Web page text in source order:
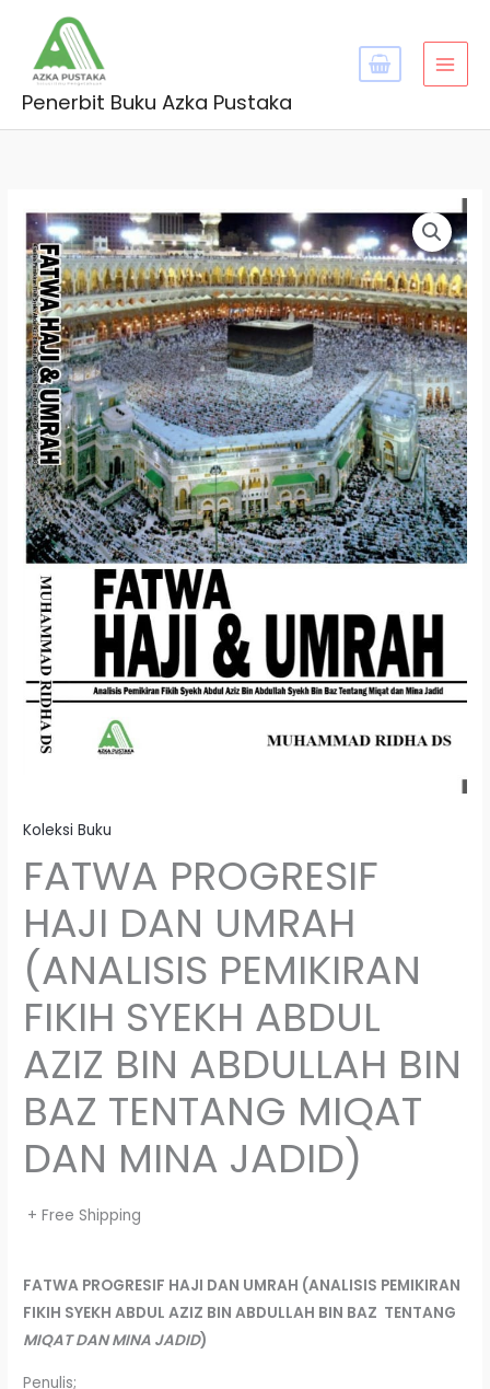
content
Penerbit Buku Azka Pustaka
Koleksi Buku
FATWA PROGRESIF
HAJI DAN UMRAH
(ANALISIS PEMIKIRAN
FIKIH SYEKH ABDUL
AZIZ BIN ABDULLAH BIN
BAZ TENTANG MIQAT
DAN MINA JADID)
+ Free Shipping
FATWA PROGRESIF HAJI DAN UMRAH (ANALISIS PEMIKIRAN
FIKIH SYEKH ABDUL AZIZ BIN ABDULLAH BIN BAZ TENTANG
MIQAT DAN MINA JADID)
Penulis;